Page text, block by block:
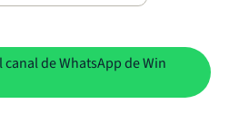
de WhatsApp de Win